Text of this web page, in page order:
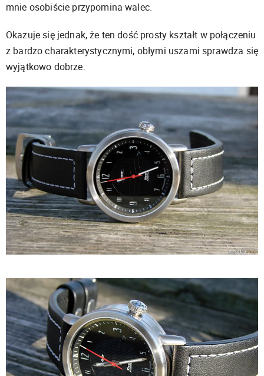
mnie osobiście przypomina walec.
Okazuje się jednak, że ten dość prosty kształt w połączeniu
z bardzo charakterystycznymi, obłymi uszami sprawdza się
wyjątkowo dobrze.